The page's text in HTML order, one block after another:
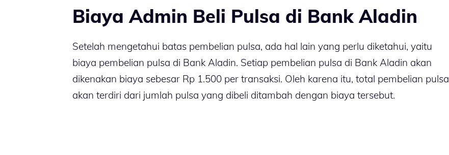
Biaya Admin Beli Pulsa di Bank Aladin
Setelah mengetahui batas pembelian pulsa, ada hal lain yang perlu diketahui, yaitu
biaya pembelian pulsa di Bank Aladin. Setiap pembelian pulsa di Bank Aladin akan
dikenakan biaya sebesar Rp 1.500 per transaksi. Oleh karena itu, total pembelian pulsa
akan terdiri dari jumlah pulsa yang dibeli ditambah dengan biaya tersebut.